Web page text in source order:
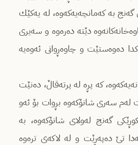
گەنج بە کەمانچەیەکەوە، لە یەکێك
دێتە دەرەوە و سەیری
دەوەستێت و چاوەڕوانی ئەوەیە
کە پڕە لە پرتەقاڵ، دەنێت
لەم سەری شانۆکەوە بڕوات بۆ ئەو
گەنج له‌ولای شانۆکەوە، بە
تێ دەپەڕێت و لە لاکەی ترەوە